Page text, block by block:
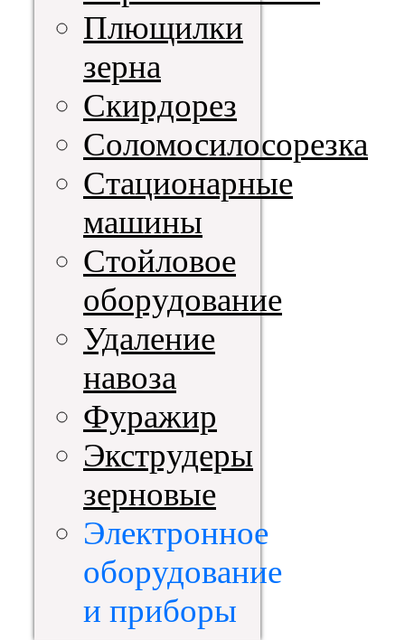
Плющилки
зерна
Скирдорез
Соломосилосорезка
Стационарные
машины
Стойловое
оборудование
Удаление
навоза
Фуражир
Экструдеры
зерновые
Электронное
оборудование
и приборы